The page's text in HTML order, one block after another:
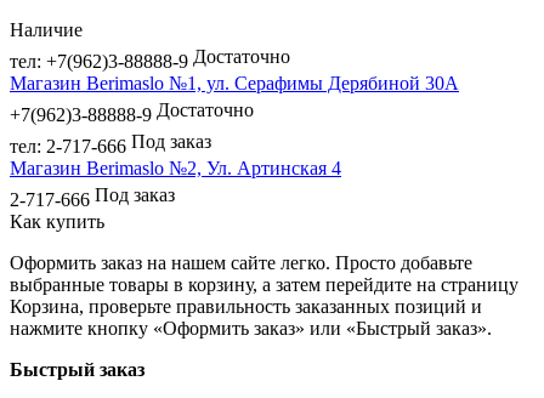
Наличие
тел: +7(962)3-88888-9 Достаточно
Магазин Berimaslo №1, ул. Серафимы Дерябиной 30А
+7(962)3-88888-9 Достаточно
тел: 2-717-666 Под заказ
Магазин Berimaslo №2, Ул. Артинская 4
2-717-666 Под заказ
Как купить
Оформить заказ на нашем сайте легко. Просто добавьте
выбранные товары в корзину, а затем перейдите на страницу
Корзина, проверьте правильность заказанных позиций и
нажмите кнопку «Оформить заказ» или «Быстрый заказ».
Быстрый заказ